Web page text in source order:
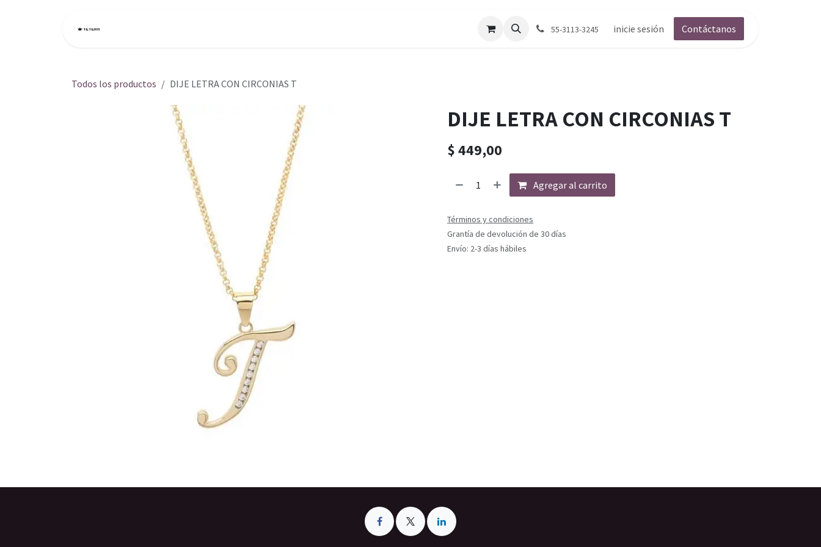
55-3113-3245 inicie sesión Contáctanos
Todos los productos DIJE LETRA CON CIRCONIAS T
DIJE LETRA CON CIRCONIAS T
$449,00
Agregar al carrito
Términos y condiciones
Grantía de devolución de 30 días
Envío: 2-3 días hábiles